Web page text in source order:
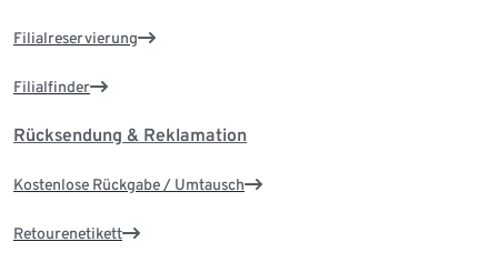
Filialreservierung
Filialfinder
Rücksendung & Reklamation
Kostenlose Rückgabe / Umtausch
Retourenetikett